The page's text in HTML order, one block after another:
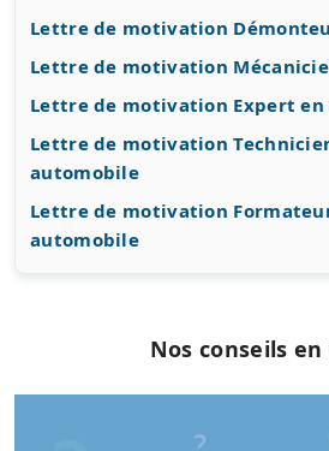
Lettre de motivation
Lettre de motivation
Lettre de motivation Expert en
Lettre de motivation
automobile
Lettre de motivation
automobile
Nos conseils